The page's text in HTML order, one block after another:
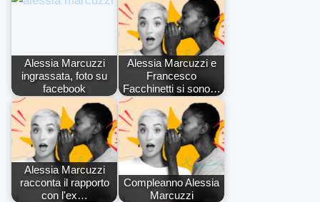
Alessia Marcuzzi
ingrassata, foto su
facebook
Alessia Marcuzzi e
Francesco
Facchinetti si sono…
Alessia Marcuzzi
racconta il rapporto
con l'ex…
Compleanno Alessia
Marcuzzi